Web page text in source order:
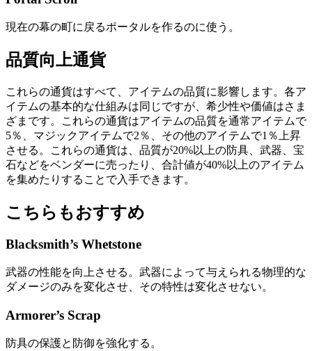
現在の幕の町に戻るポータルを作るのに使う。
品質向上通貨
これらの通貨はすべて、アイテムの品質に影響します。各ア
イテムの基本的な仕組みは同じですが、希少性や価値はさま
ざまです。これらの通貨はアイテムの品質を通常アイテムで
5％、マジックアイテムで2％、その他のアイテムで1％上昇
させる。これらの通貨は、品質が20%以上の防具、武器、宝
石などをベンダーに売ったり、合計値が40%以上のアイテム
を集めたりすることで入手できます。
こちらもおすすめ
Blacksmith’s Whetstone
武器の性能を向上させる。武器によって与えられる物理的な
ダメージのみを変化させ、その特性は変化させない。
Armorer’s Scrap
防具の保護と防御を強化する。